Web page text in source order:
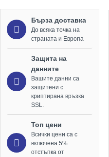
Бърза доставка
До всяка точка на
страната и Европа
Защита на
данните
Вашите данни са
защитени с
криптирана връзка
SSL.
Топ цени
Всички цени са с
включена 5%
отстъпка от